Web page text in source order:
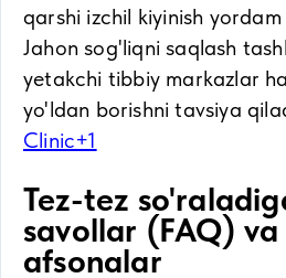
qarshi izchil kiyinish
Jahon sog'liqni saqlash
yetakchi tibbiy markazlar
yo'ldan borishni tavsiya
Clinic+1
Tez-tez
savollar (FAQ) va
afsonalar